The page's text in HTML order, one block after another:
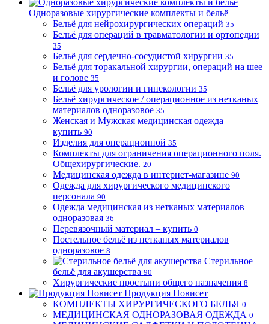
Одноразовые хирургические комплекты и бельё
Бельё для нейрохирургических операций 35
Бельё для операций в травматологии и ортопедии
35
Бельё для сердечно-сосудистой хирургии 35
Бельё для торакальной хирургии, операций на шее
и голове 35
Бельё для урологии и гинекологии 35
Бельё хирургическое / операционное из нетканых
материалов одноразовое 35
Женская и Мужская медицинская одежда —
купить 90
Изделия для операционной 35
Комплекты для ограничения операционного поля.
Общехирургические. 20
Медицинская одежда в интернет-магазине 90
Одежда для хирургического медицинского
персонала 90
Одежда медицинская из нетканых материалов
одноразовая 36
Перевязочный материал – купить 0
Постельное бельё из нетканых материалов
одноразовое 8
Стерильное
бельё для акушерства 90
Хирургические простыни общего назначения 8
Продукция Новисет
КОМПЛЕКТЫ ХИРУРГИЧЕСКОГО БЕЛЬЯ 0
МЕДИЦИНСКАЯ ОДНОРАЗОВАЯ ОДЕЖДА 0